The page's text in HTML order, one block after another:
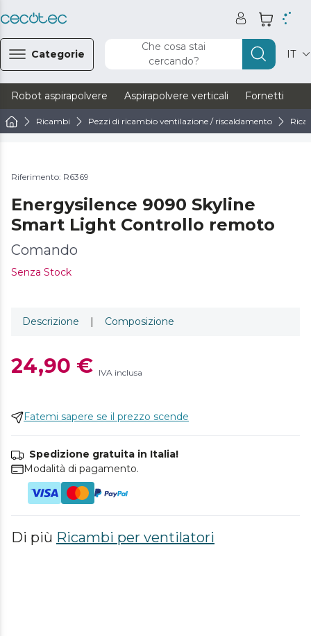
Categorie
Che cosa stai
cercando?
IT
Robot aspirapolvere Aspirapolvere verticali Fornetti
Ricambi Pezzi di ricambio ventilazione / riscaldamento
Riferimento: R6369
Energysilence 9090 Skyline
Smart Light Controllo remoto
Comando
Senza Stock
Descrizione | Composizione
24,90 € IVA inclusa
Fatemi sapere se il prezzo scende
Spedizione gratuita in Italia!
Modalità di pagamento.
Di più Ricambi per ventilatori